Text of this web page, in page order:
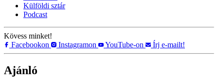
Külföldi sztár
Podcast
Kövess minket!
Facebookon
Instagramon YouTube-on Írj e-mailt!
Ajánló